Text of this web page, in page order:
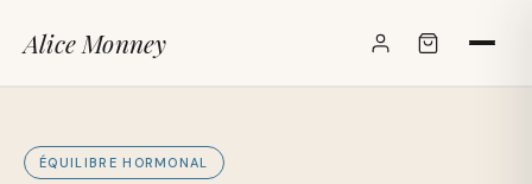
Alice Monney
ÉQUILIBRE HORMONAL